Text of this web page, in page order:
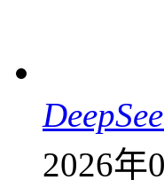
2026年